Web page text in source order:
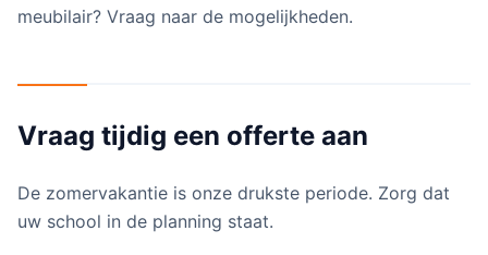
meubilair? Vraag naar de mogelijkheden.
Vraag tijdig een offerte aan
De zomervakantie is onze drukste periode. Zorg dat
uw school in de planning staat.